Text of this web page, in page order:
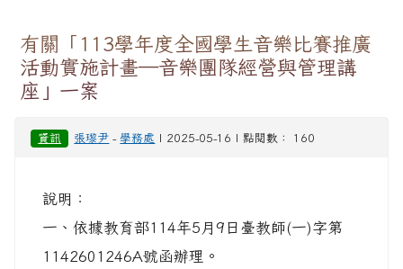
有關「113學年度全國學生音樂比賽推廣
活動實施計畫─音樂團隊經營與管理講
座」一案
資訊 張瓈尹 - 學務處 | 2025-05-16 | 點閱數： 160
說明：
一、依據教育部114年5月9日臺教師(一)字第
1142601246A號函辦理。